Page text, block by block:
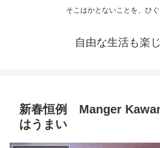
そこはかとないことを、ひ
自由な生活も楽
新春恒例 Manger
はうまい